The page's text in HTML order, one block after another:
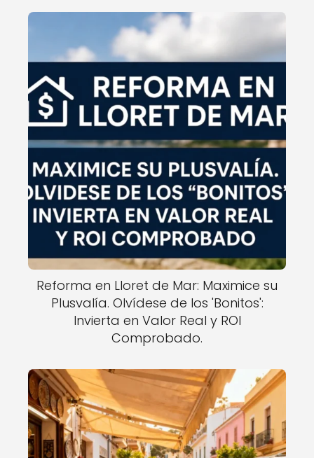
Reforma en Lloret de Mar: Maximice su
Plusvalía. Olvídese de los 'Bonitos':
Invierta en Valor Real y ROI
Comprobado.